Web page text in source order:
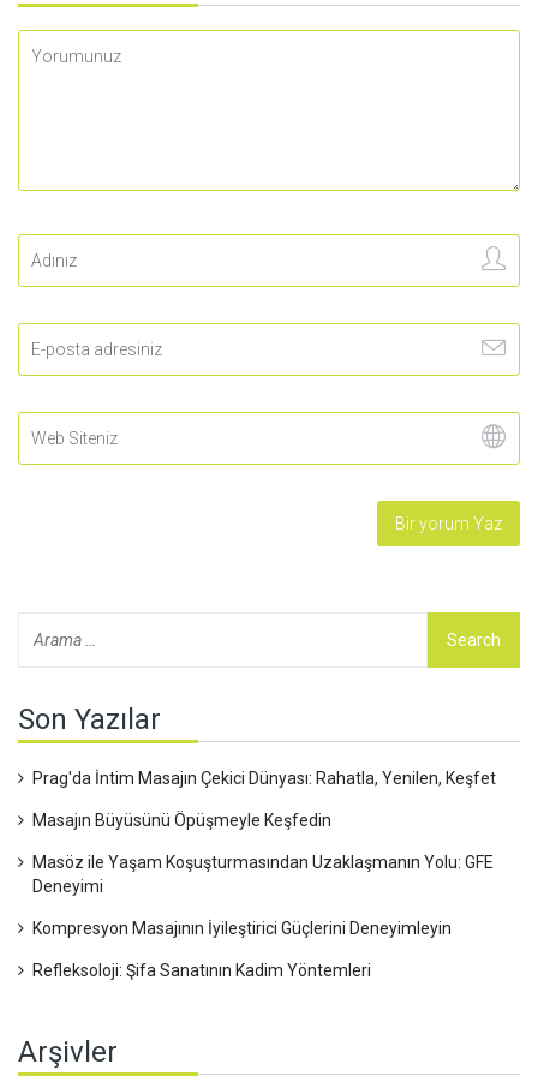
Son Yazılar
Prag'da İntim Masajın Çekici Dünyası: Rahatla, Yenilen, Keşfet
Masajın Büyüsünü Öpüşmeyle Keşfedin
Masöz ile Yaşam Koşuşturmasından Uzaklaşmanın Yolu: GFE
Deneyimi
Kompresyon Masajının İyileştirici Güçlerini Deneyimleyin
Refleksoloji: Şifa Sanatının Kadim Yöntemleri
Arşivler